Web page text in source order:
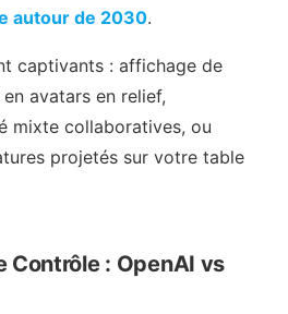
autour de 2030.
captivants : affichage de
avatars en relief,
mixte collaboratives, ou
projetés sur votre table
Contrôle : OpenAI vs